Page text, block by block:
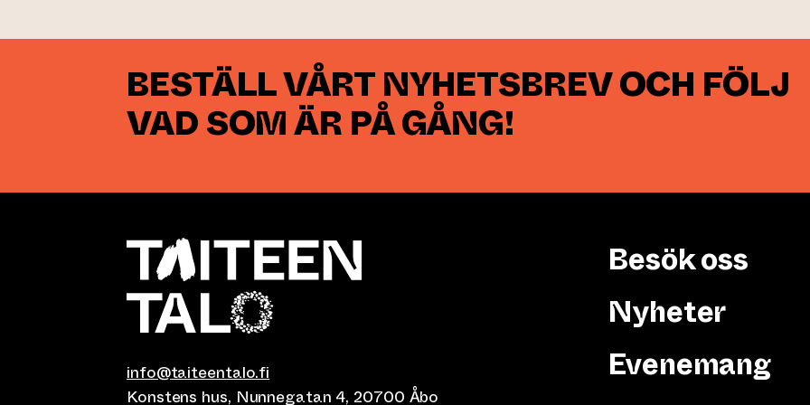
BESTÄLL VÅRT NYHETSBREV OCH FÖLJ
VAD SOM ÄR PÅ GÅNG!
info@taiteentalo.fi
Konstens hus, Nunnegatan 4, 20700 Åbo
Besök oss
Nyheter
Evenemang